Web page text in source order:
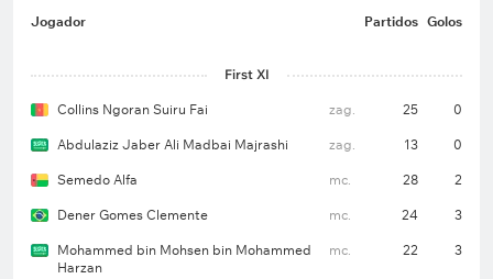
Jogador Partidos Golos
First XI
Collins Ngoran Suiru Fai zag. 25 0
Abdulaziz Jaber Ali Madbai Majrashi zag. 13 0
Semedo Alfa mc. 28 2
Dener Gomes Clemente mc. 24 3
Mohammed bin Mohsen bin Mohammed
Harzan
mc. 22 3